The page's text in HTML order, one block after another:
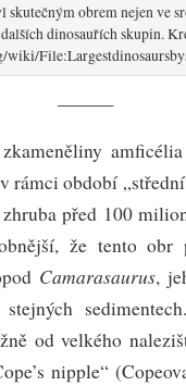
obrem nejen ve
dinosauřích skupin.
———
rámci období
před 100
že tento obr
Camarasaurus,
od velkého
nipple“